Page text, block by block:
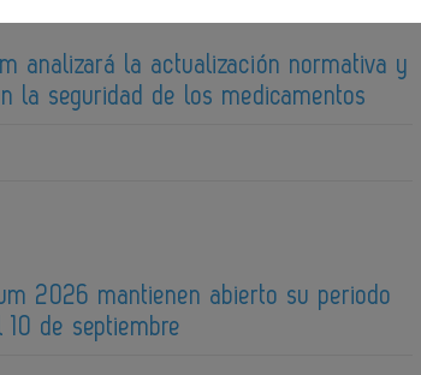
analizará la actualización normativa y
la seguridad de los medicamentos
2026 mantienen abierto su periodo
de septiembre